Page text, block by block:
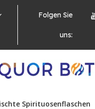
Folgen Sie
uns:
Spirituosenflaschen